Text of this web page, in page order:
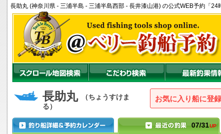
長助丸 (神奈川県 - 三浦半島 - 三浦半島西部 - 長井漆山港) の公式WEB予約「
長助丸
（ちょうすけま
る）
お気に入り船に登録
07/31UP